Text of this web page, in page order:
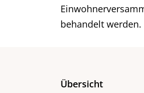
behandelt
Übersicht